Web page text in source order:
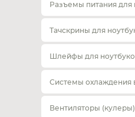
Разъемы питания для
Тачскрины для
Шлейфы для
Системы охлаждения
Вентиляторы (кулеры)